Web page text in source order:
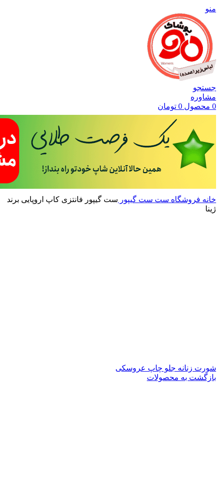
منو
جستجو
مشاوره
0 محصول 0 تومان
خانه فروشگاه ست ست گیپور ست گیپور فانتزی کاپ اروپایی برند
ژینا
شورت زنانه جلو چاپ عروسکی
بازگشت به محصولات